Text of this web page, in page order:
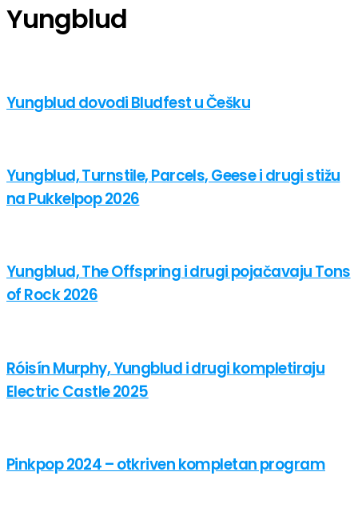
Yungblud
Yungblud dovodi Bludfest u Češku
Yungblud, Turnstile, Parcels, Geese i drugi stižu
na Pukkelpop 2026
Yungblud, The Offspring i drugi pojačavaju Tons
of Rock 2026
Róisín Murphy, Yungblud i drugi kompletiraju
Electric Castle 2025
Pinkpop 2024 – otkriven kompletan program